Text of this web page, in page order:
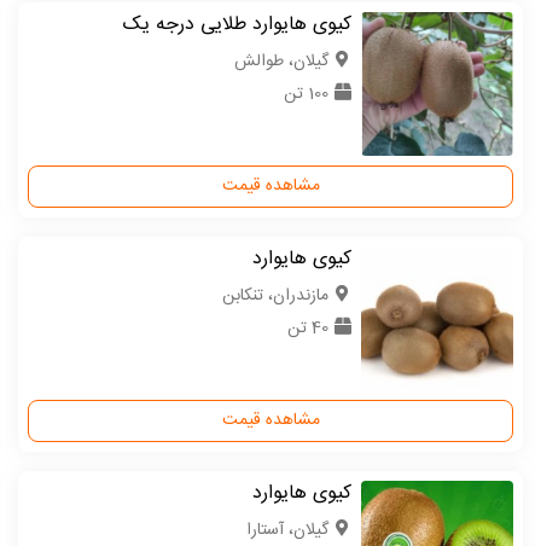
کیوی هایوارد طلایی درجه یک
گیلان، طوالش
100 تن
مشاهده قیمت
کیوی هایوارد
مازندران، تنکابن
40 تن
مشاهده قیمت
کیوی هایوارد
گیلان، آستارا